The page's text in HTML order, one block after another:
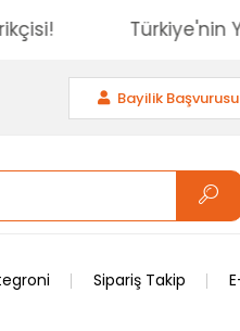
Bayilik Başvurusu
Sipariş Takip